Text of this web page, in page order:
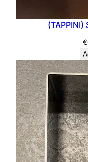
(TAPPINI)
€